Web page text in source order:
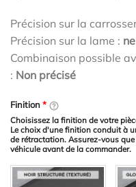
Précision sur la
Précision sur la lame :
Combinaison possible
: Non précisé
Finition*
Choisissez la finition de votre
Le choix d'une finition conduit à
de rétractation. Assurez-vous
véhicule avant de la commander.